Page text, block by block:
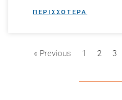
ΠΕΡΙΣΣΟΤΕΡΑ
« Previous 1 2 3